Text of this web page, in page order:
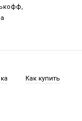
Как купить